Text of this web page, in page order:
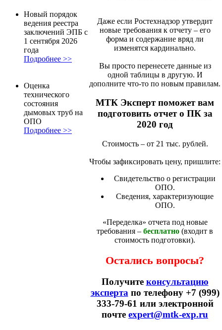
Новый порядок
ведения реестра
заключений ЭПБ с
1 сентября 2026
года
Подробнее >>
Оценка
технического
состояния
дымовых труб на
ОПО
Подробнее >>
Даже если Ростехнадзор утвердит
новые требования к отчету – его
форма и содержание вряд ли
изменятся кардинально.
Вы просто перенесете данные из
одной таблицы в другую. И
дополните что-то по новым правилам.
МТК Эксперт поможет вам
подготовить отчет о ПК за
2020 год
Стоимость – от 21 тыс. рублей.
Чтобы зафиксировать цену, пришлите:
Свидетельство о регистрации
ОПО.
Сведения, характеризующие
ОПО.
«Переделка» отчета под новые
требования – бесплатно (входит в
стоимость подготовки).
Остались вопросы?
Получите консультацию
эксперта по телефону +7 (999)
333-79-61 или электронной
почте expert@mtk-exp.ru